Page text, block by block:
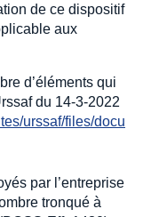
de ce dispositif
aux
d’éléments qui
du 14-3-2022
urssaf/files/docu
par l’entreprise
tronqué à